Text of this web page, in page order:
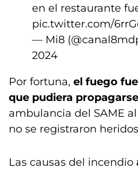
en el restaurante
pic.twitter.com/
— Mi8
2024
Por fortuna, el fuego
que pudiera propagarse
ambulancia del SAME
no se registraron
Las causas del incendio